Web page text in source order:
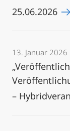
25.06.2026
13. Januar 2026
–